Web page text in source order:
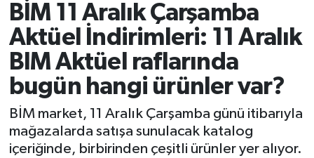
BİM 11 Aralık Çarşamba
Aktüel İndirimleri: 11 Aralık
BIM Aktüel raflarında
bugün hangi ürünler var?
BİM market, 11 Aralık Çarşamba günü itibarıyla
mağazalarda satışa sunulacak katalog
içeriğinde, birbirinden çeşitli ürünler yer alıyor.
Spor Haberleri
Asayiş Haberleri
Ulusal Haberler
Vefat Edenler